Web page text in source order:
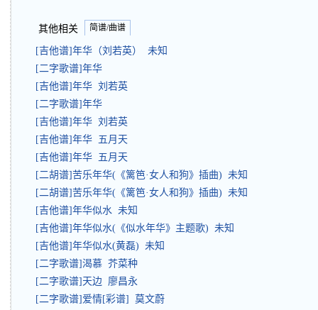
其他相关 简谱/曲谱
[吉他谱]年华（刘若英） 未知
[二字歌谱]年华
[吉他谱]年华 刘若英
[二字歌谱]年华
[吉他谱]年华 刘若英
[吉他谱]年华 五月天
[吉他谱]年华 五月天
[二胡谱]苦乐年华(《篱笆·女人和狗》插曲) 未知
[二胡谱]苦乐年华(《篱笆·女人和狗》插曲) 未知
[吉他谱]年华似水 未知
[吉他谱]年华似水(《似水年华》主题歌) 未知
[吉他谱]年华似水(黄磊) 未知
[二字歌谱]渴慕 芥菜种
[二字歌谱]天边 廖昌永
[二字歌谱]爱情[彩谱] 莫文蔚